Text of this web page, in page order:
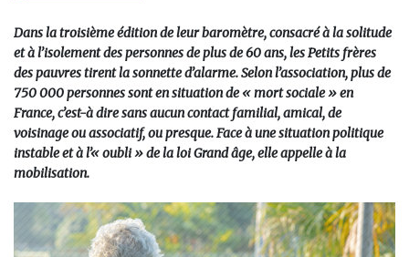
Dans la troisième édition de leur baromètre, consacré à la solitude
et à l’isolement des personnes de plus de 60 ans, les Petits frères
des pauvres tirent la sonnette d’alarme. Selon l’association, plus de
750 000 personnes sont en situation de « mort sociale » en
France, c’est-à dire sans aucun contact familial, amical, de
voisinage ou associatif, ou presque. Face à une situation politique
instable et à l’« oubli » de la loi Grand âge, elle appelle à la
mobilisation.